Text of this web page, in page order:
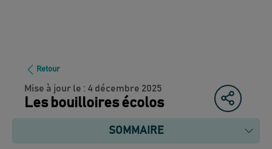
Retour
Mise à jour le : 4 décembre 2025
Les bouilloires écolos
SOMMAIRE